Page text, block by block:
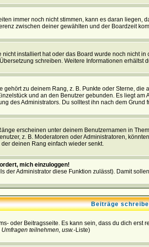
immer noch nicht stimmen, kann es daran liegen,
zwischen deiner gewählten und der Boardzeit
installiert hat oder das Board wurde noch nicht
schreiben. Weitere Informationen erhältst
zu deinem Rang, z. B. Punkte oder Sterne,
und an den Benutzer gebunden. Es liegt
des Administrators. Du solltest ihn nach dem
erscheinen unter deinem Benutzernamen in
z. B. Moderatoren oder Administratoren,
deinen Rang einfach wieder senkt.
mich einzuloggen!
der Administrator diese Funktion zulässt). Damit
Beiträge
oder Beitragsseite. Es kann sein, dass du dich
teilnehmen, usw.-Liste)